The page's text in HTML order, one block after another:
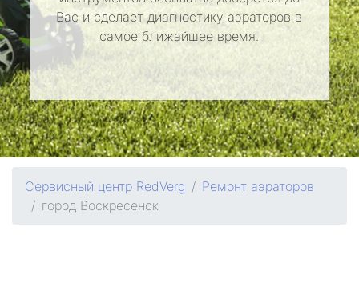
Вас и сделает диагностику аэраторов в
самое ближайшее время.
Сервисный центр RedVerg
Ремонт аэраторов
город Воскресенск